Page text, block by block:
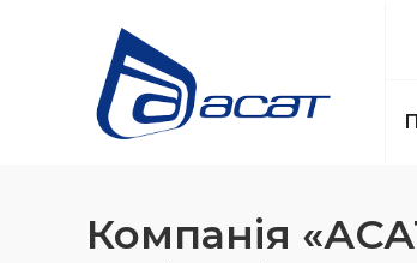
Компанія